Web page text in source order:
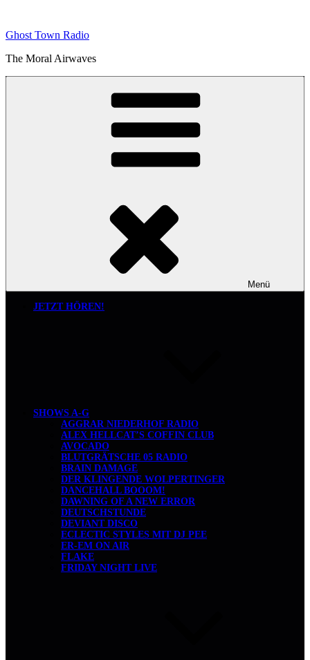
springen
Ghost Town Radio
The Moral Airwaves
Menü
JETZT HÖREN!
SHOWS A-G
AGGRAR NIEDERHOF RADIO
ALEX HELLCAT’S COFFIN CLUB
AVOCADO
BLUTGRÄTSCHE 05 RADIO
BRAIN DAMAGE
DER KLINGENDE WOLPERTINGER
DANCEHALL BOOOM!
DAWNING OF A NEW ERROR
DEUTSCHSTUNDE
DEVIANT DISCO
ECLECTIC STYLES MIT DJ PEE
ER-EM ON AIR
FLAKE
FRIDAY NIGHT LIVE